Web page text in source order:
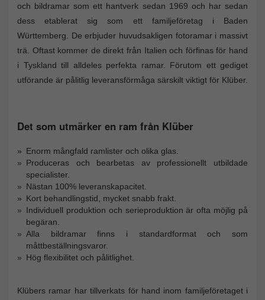
och bildramar som ett hantverk sedan 1969 och har sedan
dess etablerat sig som ett familjeföretag i Baden
Württemberg. De erbjuder huvudsakligen fotoramar i massivt
trä. Oftast kommer de direkt från Italien och förfinas för hand
i Tyskland till alldeles perfekta ramar. Förutom ett gediget
utförande är pålitlig leveransförmåga särskilt viktigt för Klüber.
Det som utmärker en ram från Klüber
Enorm mångfald ramlister och olika glas.
Produceras och bearbetas av professionellt utbildade
specialister.
Nästan 100% leveranskapacitet.
Kort behandlingstid, mycket snabb frakt.
Individuell produktion och serieproduktion är ofta möjlig på
begäran.
Alla bildramar finns i standardformat och som
måttbeställningsvaror.
Hög flexibilitet och pålitlighet.
Klübers ramar har tillverkats för hand inom familjeföretaget i